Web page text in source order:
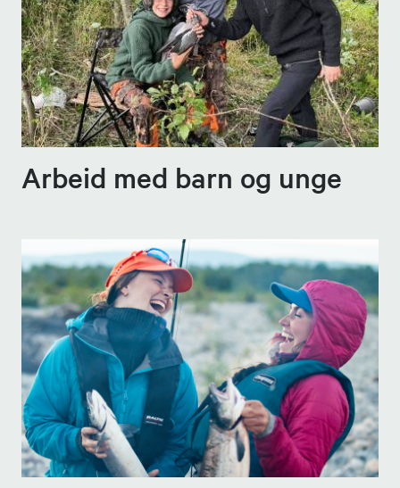
Arbeid med barn og unge